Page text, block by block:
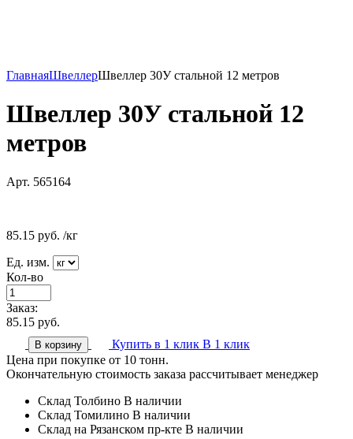
ГлавнаяШвеллерШвеллер 30У стальной 12 метров
Швеллер 30У стальной 12
метров
Арт. 565164
85.15 руб. /кг
Ед. изм.
Кол-во
Заказ:
85.15 руб.
В корзину Купить в 1 клик В 1 клик
Цена при покупке от 10 тонн.
Окончательную стоимость заказа рассчитывает менеджер
Склад Толбино В наличии
Склад Томилино В наличии
Склад на Рязанском пр-кте В наличии